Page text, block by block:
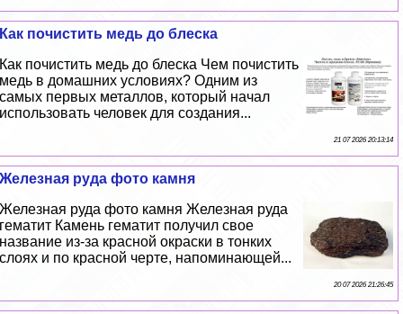
Как почистить медь до блеска
Как почистить медь до блеска Чем почистить
медь в домашних условиях? Одним из
самых первых металлов, который начал
использовать человек для создания...
21 07 2026 20:13:14
Железная руда фото камня
Железная руда фото камня Железная руда
гематит Камень гематит получил свое
название из-за красной окраски в тонких
слоях и по красной черте, напоминающей...
20 07 2026 21:26:45